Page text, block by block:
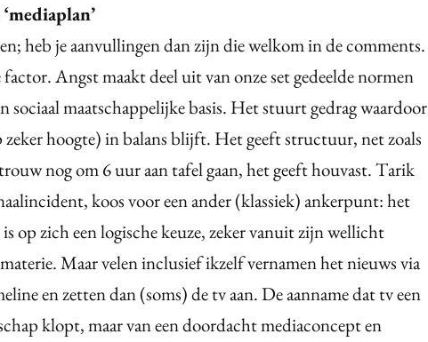
heb je aanvullingen dan zijn die welkom in de comments.
Angst maakt deel uit van onze set gedeelde normen
sociaal maatschappelijke basis. Het stuurt gedrag waardoor
hoogte) in balans blijft. Het geeft structuur, net zoals
nog om 6 uur aan tafel gaan, het geeft houvast. Tarik
koos voor een ander (klassiek) ankerpunt: het
op zich een logische keuze, zeker vanuit zijn wellicht
Maar velen inclusief ikzelf vernamen het nieuws via
en zetten dan (soms) de tv aan. De aanname dat tv een
klopt, maar van een doordacht mediaconcept en